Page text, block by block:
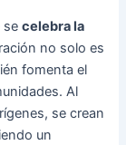
secelebra la
no solo es
fomenta el
Al
se crean
un